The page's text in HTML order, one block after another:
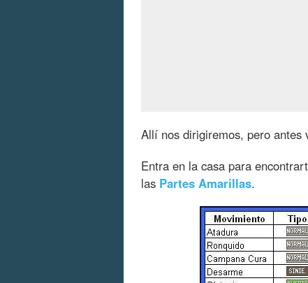
Allí nos dirigiremos, pero antes
Entra en la casa para
las Partes Amarillas.